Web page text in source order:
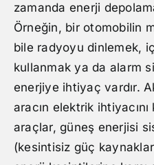
zamanda enerji
Örneğin, bir otomobilin
bile radyoyu dinlemek,
kullanmak ya da alarm
enerjiye ihtiyaç vardır.
aracın elektrik
araçlar, güneş enerjisi
(kesintisiz güç